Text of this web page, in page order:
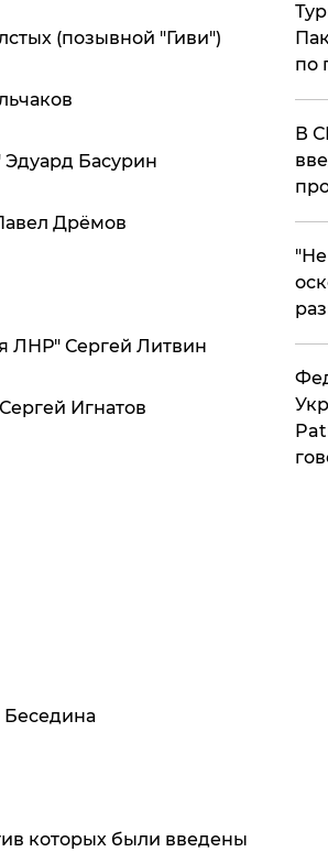
(позывной "Гиви")
Басурин
Дрёмов
ЛНР" Сергей Литвин
Игнатов
Беседина
которых были введены
по
В